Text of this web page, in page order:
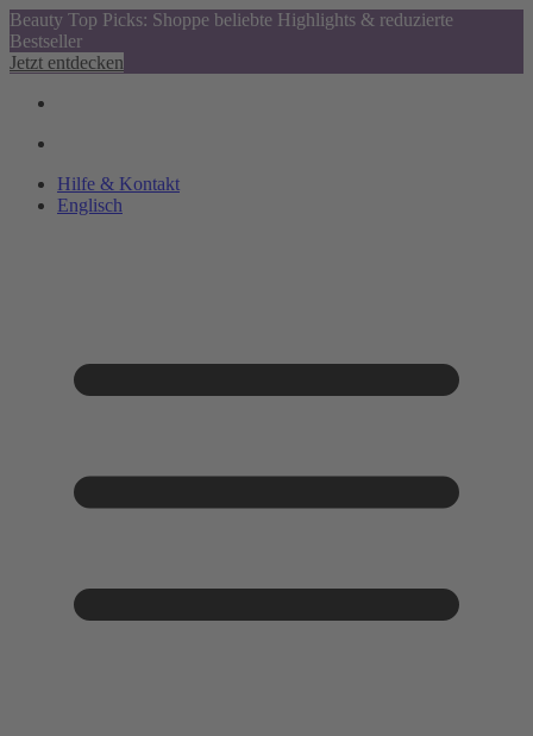
Beauty Top Picks: Shoppe beliebte Highlights & reduzierte
Bestseller
Jetzt entdecken
Hilfe & Kontakt
Englisch